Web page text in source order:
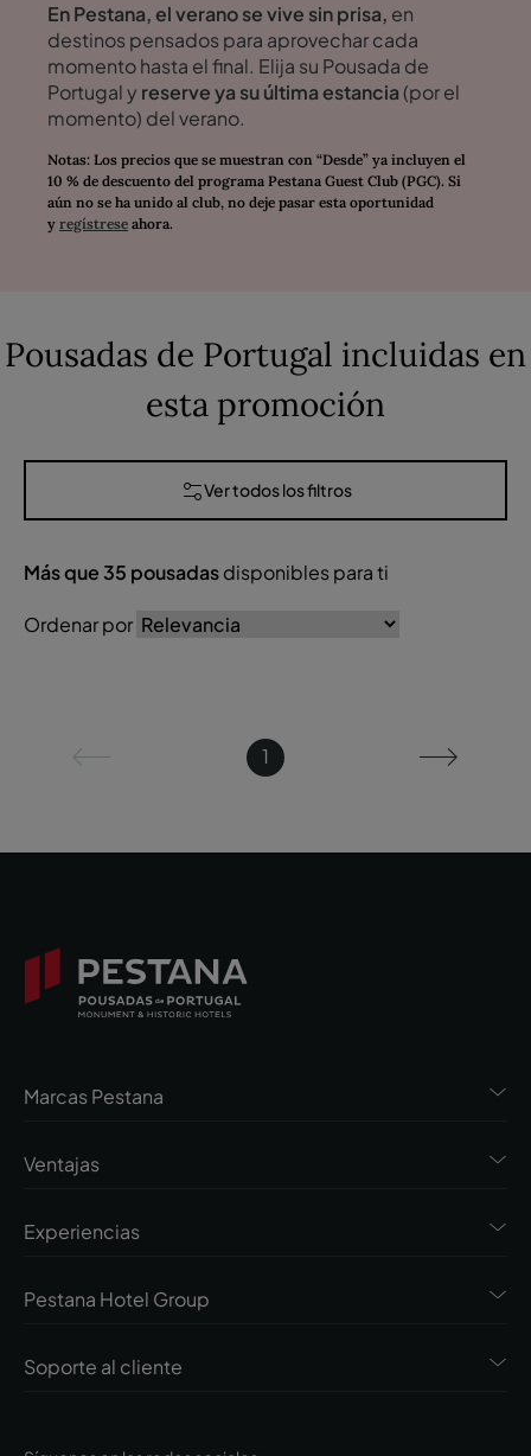
En Pestana, el verano se vive sin prisa, en
destinos pensados para aprovechar cada
momento hasta el final. Elija su Pousada de
Portugal y reserve ya su última estancia (por el
momento) del verano.
Notas: Los precios que se muestran con “Desde” ya incluyen el
10 % de descuento del programa Pestana Guest Club (PGC). Si
aún no se ha unido al club, no deje pasar esta oportunidad
y regístrese ahora.
Pousadas de Portugal incluidas en
esta promoción
Ver todos los filtros
Más que35 pousadasdisponibles para ti
Ordenar por
1
Marcas Pestana
Ventajas
Experiencias
Pestana Hotel Group
Soporte al cliente